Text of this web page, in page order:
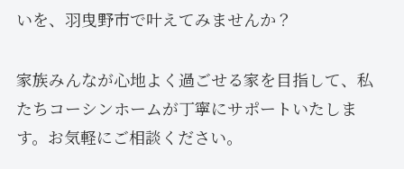
いを、羽曳野市で叶えてみませんか？
家族みんなが心地よく過ごせる家を目指して、私
たちコーシンホームが丁寧にサポートいたしま
す。お気軽にご相談ください。